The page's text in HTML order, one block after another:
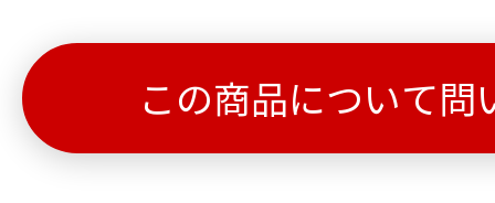
この商品について問